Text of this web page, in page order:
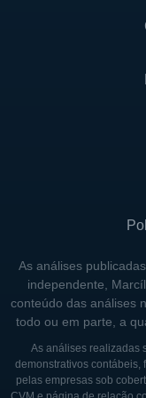
comerciais. A
produtos
de crédito e
patrimônio é
oferecer
clientes que
suas finanças
NORTHFIELD
A Northfield
capital aberto
distribuído
investidores
As análises
independente,
conteúdo das análises
todo ou em parte, a
As análises realizadas
demonstrativos contábeis,
pelas empresas sob